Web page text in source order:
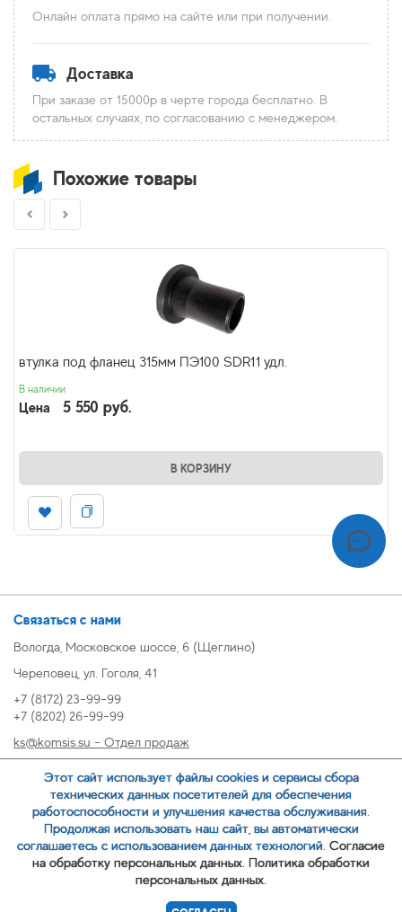
Онлайн оплата прямо на сайте или при получении.
Доставка
При заказе от 15000р в черте города бесплатно. В
остальных случаях, по согласованию с менеджером.
Похожие товары
втулка под фланец 315мм ПЭ100 SDR11 удл.
В наличии
Цена 5 550 руб.
В КОРЗИНУ
Связаться с нами
Вологда, Московское шоссе, 6 (Щеглино)
Череповец, ул. Гоголя, 41
+7 (8172) 23-99-99
+7 (8202) 26-99-99
ks@komsis.su - Отдел продаж
oz@komsis.su - Отдел закупок
ЗАКАЗАТЬ ЗВОНОК
Этот сайт использует файлы cookies и сервисы сбора
технических данных посетителей для обеспечения
работоспособности и улучшения качества обслуживания.
Продолжая использовать наш сайт, вы автоматически
соглашаетесь с использованием данных технологий. Согласие
на обработку персональных данных. Политика обработки
персональных данных.